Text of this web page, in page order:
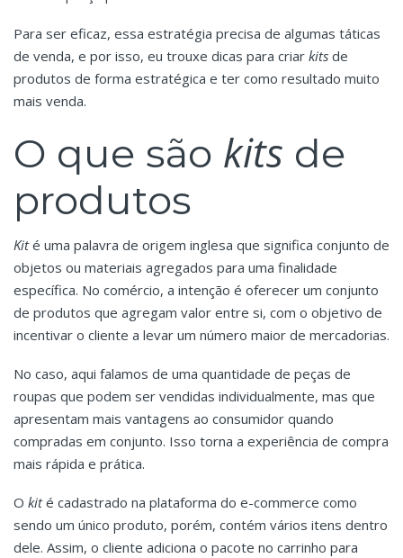
Para ser eficaz, essa estratégia precisa de algumas táticas
de venda, e por isso, eu trouxe dicas para criar kits de
produtos de forma estratégica e ter como resultado muito
mais venda.
O que são kits de
produtos
Kité uma palavra de origem inglesa que significa conjunto de
objetos ou materiais agregados para uma finalidade
específica. No comércio, a intenção é oferecer um conjunto
de produtos que agregam valor entre si, com o objetivo de
incentivar o cliente a levar um número maior de mercadorias.
No caso, aqui falamos de uma quantidade de peças de
roupas que podem ser vendidas individualmente, mas que
apresentam mais vantagens ao consumidor quando
compradas em conjunto. Isso torna a experiência de compra
mais rápida e prática.
O kité cadastrado na plataforma do e-commerce como
sendo um único produto, porém, contém vários itens dentro
dele. Assim, o cliente adiciona o pacote no carrinho para